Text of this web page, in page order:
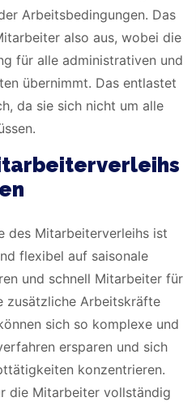
Arbeitsbedingungen. Das
also aus, wobei die
für alle administrativen und
übernimmt. Das entlastet
da sie sich nicht um alle
des Mitarbeiterverleihs ist
flexibel auf saisonale
und schnell Mitarbeiter für
zusätzliche Arbeitskräfte
sich so komplexe und
ersparen und sich
konzentrieren.
die Mitarbeiter vollständig